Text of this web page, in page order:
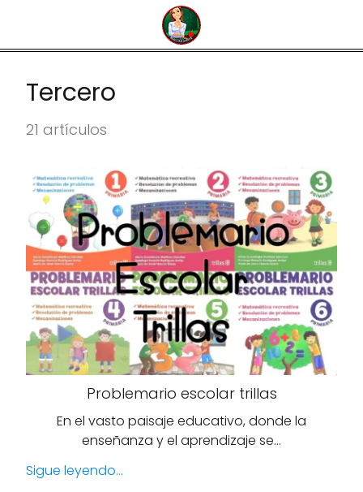
Tercero
21 artículos
Problemario escolar trillas
En el vasto paisaje educativo, donde la
enseñanza y el aprendizaje se…
Sigue leyendo...